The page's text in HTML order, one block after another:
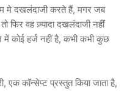
मे दखलंदाजी करते हैं, मगर जब
फिर वह ज़्यादा दखलंदाजी नहीं
कोई हर्ज नहीं है, कभी कभी कुछ
एक कॉन्सेप्ट प्रस्तुत किया जाता है,